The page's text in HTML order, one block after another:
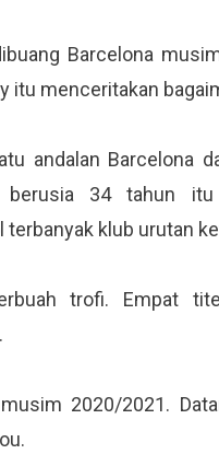
Barcelona
itu menceritakan
andalan Barcelona
berusia 34 tahun
klub urutan
trofi. Empat
2020/2021.